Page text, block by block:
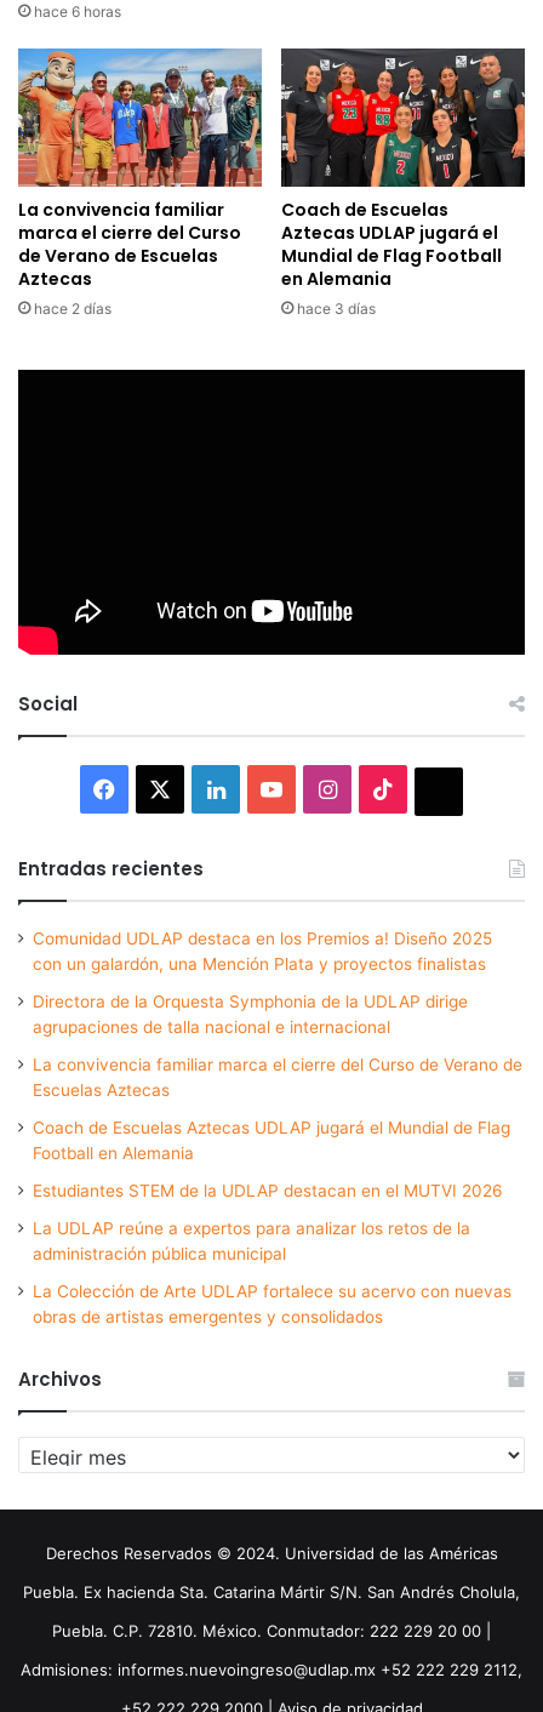
hace 6 horas
La convivencia familiar
marca el cierre del Curso
de Verano de Escuelas
Aztecas
hace 2 días
Coach de Escuelas
Aztecas UDLAP jugará el
Mundial de Flag Football
en Alemania
hace 3 días
Social
Facebook LinkedInYouTubeInstagram
Entradas recientes
Comunidad UDLAP destaca en los Premios a! Diseño 2025
con un galardón, una Mención Plata y proyectos finalistas
Directora de la Orquesta Symphonia de la UDLAP dirige
agrupaciones de talla nacional e internacional
La convivencia familiar marca el cierre del Curso de Verano de
Escuelas Aztecas
Coach de Escuelas Aztecas UDLAP jugará el Mundial de Flag
Football en Alemania
Estudiantes STEM de la UDLAP destacan en el MUTVI 2026
La UDLAP reúne a expertos para analizar los retos de la
administración pública municipal
La Colección de Arte UDLAP fortalece su acervo con nuevas
obras de artistas emergentes y consolidados
Archivos
Archivos
Derechos Reservados © 2024. Universidad de las Américas
Puebla. Ex hacienda Sta. Catarina Mártir S/N. San Andrés Cholula,
Puebla. C.P. 72810. México. Conmutador: 222 229 20 00 |
Admisiones: informes.nuevoingreso@udlap.mx +52 222 229 2112,